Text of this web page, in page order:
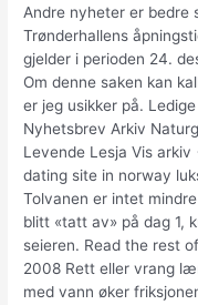
Andre nyheter er bedre
Trønderhallens
gjelder i perioden 24.
Om denne saken kan
er jeg usikker på.
Nyhetsbrev Arkiv
Levende Lesja Vis
dating site in norway
Tolvanen er intet
blitt «tatt av» på dag 1,
seieren. Read the rest
2008 Rett eller vrang
med vann øker